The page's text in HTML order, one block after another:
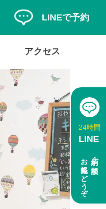
LINEで予約
アクセス
24時間
LINE
予約・ご相談
お気軽にどうぞ